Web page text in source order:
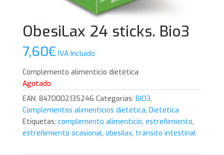
ObesiLax 24 sticks. Bio3
7,60€ IVA Incluido
Complemento alimenticio dietética
Agotado
EAN: 8470002135246 Categorías: BIO3,
Complementos alimenticios dietética, Dietética
Etiquetas: complemento alimenticio, estreñimiento,
estreñimiento ocasional, obesilax, tránsito intestinal